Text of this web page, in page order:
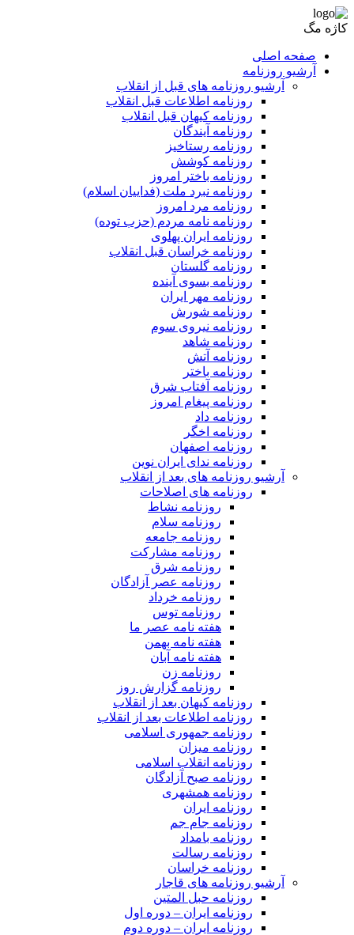
کاژه مگ
صفحه اصلی
آرشیو روزنامه
آرشیو روزنامه های قبل از انقلاب
روزنامه اطلاعات قبل انقلاب
روزنامه کیهان قبل انقلاب
روزنامه آیندگان
روزنامه رستاخیز
روزنامه کوشش
روزنامه باختر امروز
روزنامه نبرد ملت (فداییان اسلام)
روزنامه مرد امروز
روزنامه نامه مردم (حزب توده)
روزنامه ایران پهلوی
روزنامه خراسان قبل انقلاب
روزنامه گلستان
روزنامه بسوی آینده
روزنامه مهر ایران
روزنامه شورش
روزنامه نیروی سوم
روزنامه شاهد
روزنامه آتش
روزنامه باختر
روزنامه آفتاب شرق
روزنامه پیغام امروز
روزنامه داد
روزنامه اخگر
روزنامه اصفهان
روزنامه ندای ایران نوین
آرشیو روزنامه های بعد از انقلاب
روزنامه های اصلاحات
روزنامه نشاط
روزنامه سلام
روزنامه جامعه
روزنامه مشارکت
روزنامه شرق
روزنامه عصر آزادگان
روزنامه خرداد
روزنامه توس
هفته نامه عصر ما
هفته نامه بهمن
هفته نامه آبان
روزنامه زن
روزنامه گزارش روز
روزنامه کیهان بعد از انقلاب
روزنامه اطلاعات بعد از انقلاب
روزنامه جمهوری اسلامی
روزنامه میزان
روزنامه انقلاب اسلامی
روزنامه صبح آزادگان
روزنامه همشهری
روزنامه ایران
روزنامه جام جم
روزنامه بامداد
روزنامه رسالت
روزنامه خراسان
آرشیو روزنامه های قاجار
روزنامه حبل المتین
روزنامه ایران – دوره اول
روزنامه ایران – دوره دوم